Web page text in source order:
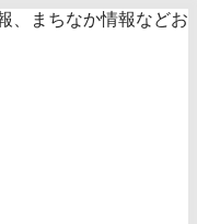
、まちなか情報などお